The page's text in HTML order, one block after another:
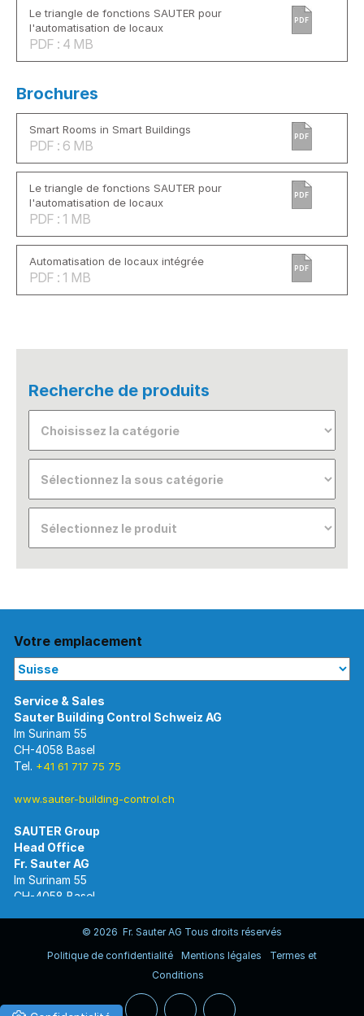
Le triangle de fonctions SAUTER pour
l'automatisation de locaux
PDF : 4 MB
PDF
Brochures
Smart Rooms in Smart Buildings
PDF : 6 MB
PDF
Le triangle de fonctions SAUTER pour
l'automatisation de locaux
PDF : 1 MB
PDF
Automatisation de locaux intégrée
PDF : 1 MB
PDF
Recherche de produits
Votre emplacement
Im Surinam 55
CH-4058 Basel
Tel. +41 61 717 75 75
www.sauter-building-control.ch
SAUTER Group
Head Office
Im Surinam 55
CH-4058 Basel
www.sauter-controls.com© 2026 Fr. Sauter AG Tous droits réservés
Politique de confidentialité
Mentions légales
Termes et
Conditions